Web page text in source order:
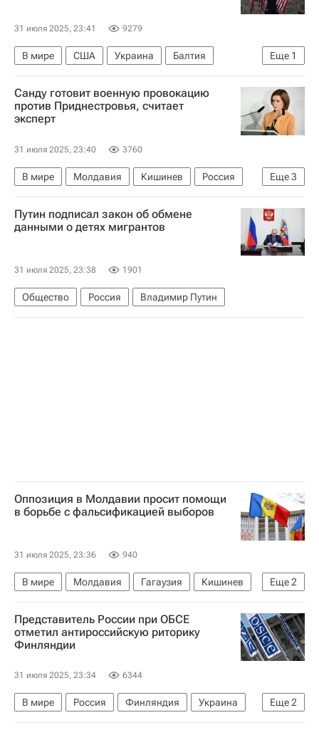
31 июля 2025, 23:41 9279
Еще 1
В мире США Украина
Балтия
Дональд Трамп
Санду готовит военную провокацию
против Приднестровья, считает
эксперт
31 июля 2025, 23:40 3760
Еще3
В мире Молдавия Кишинев
Россия
Майя Санду
Евгения Гуцул НАТО
Путин подписал закон об обмене
данными о детях мигрантов
31 июля 2025, 23:38 1901
Общество Россия Владимир Путин
Оппозиция в Молдавии просит помощи
в борьбе с фальсификацией выборов
31 июля 2025, 23:36 940
Еще2
В мире Молдавия Гагаузия
Кишинев
Ирина Влах
Евгения Гуцул
Представитель России при ОБСЕ
отметил антироссийскую риторику
Финляндии
31 июля 2025, 23:34 6344
Еще2
В мире Россия Финляндия
Украина
Максим Буякевич
ОБСЕ